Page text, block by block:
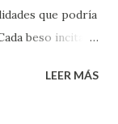
que podría
beso incita
El problema es
LEER MÁS